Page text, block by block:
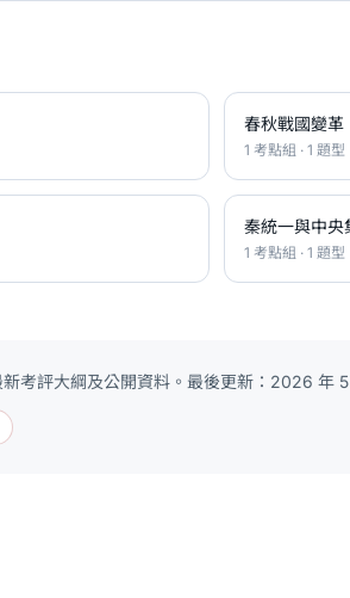
春秋戰國變革
1 考點組 · 1 題型
秦統一與中央
1 考點組 · 1 題型
新考評大綱及公開資料。最後更新：2026 年